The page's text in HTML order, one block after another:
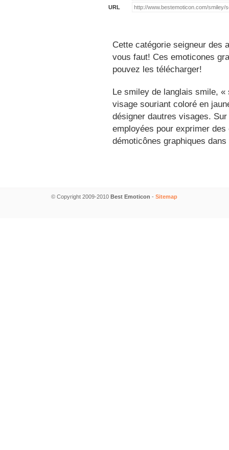
URL
Cette catégorie seigneur des
vous faut! Ces emoticones
pouvez les télécharger!
Le smiley de langlais smile,
visage souriant coloré en
désigner dautres visages.
employées pour exprimer
démoticônes graphiques
© Copyright 2009-2010 Best Emoticon - Sitemap